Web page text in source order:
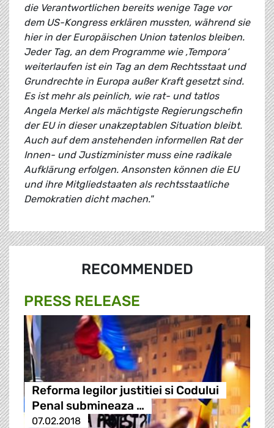
die Verantwortlichen bereits wenige Tage vor
dem US-Kongress erklären mussten, während sie
hier in der Europäischen Union tatenlos bleiben.
Jeder Tag, an dem Programme wie ‚Tempora‘
weiterlaufen ist ein Tag an dem Rechtsstaat und
Grundrechte in Europa außer Kraft gesetzt sind.
Es ist mehr als peinlich, wie rat- und tatlos
Angela Merkel als mächtigste Regierungschefin
der EU in dieser unakzeptablen Situation bleibt.
Auch auf dem anstehenden informellen Rat der
Innen- und Justizminister muss eine radikale
Aufklärung erfolgen. Ansonsten können die EU
und ihre Mitgliedstaaten als rechtsstaatliche
Demokratien dicht machen."
RECOMMENDED
PRESS RELEASE
Reforma legilor justitiei si Codului
Penal submineaza …
07.02.2018